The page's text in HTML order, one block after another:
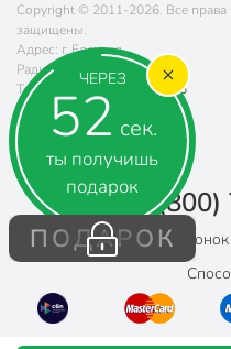
ЧЕРЕЗ
52 сек.
ты получишь
подарок
ПОДАРОК
Copyright © 2011-2026. Все права
защищены.
Адрес: г. Елец, ул.
Радиотехническая, д. 5
Телефон:
8 (800) 770-77-06
Почта:sales@poryadok.ru
8